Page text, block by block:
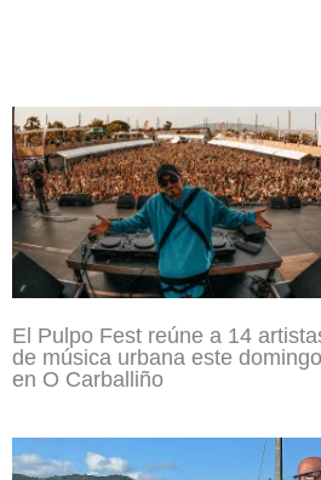
El Pulpo Fest reúne a 14
de música urbana este
en O Carballiño